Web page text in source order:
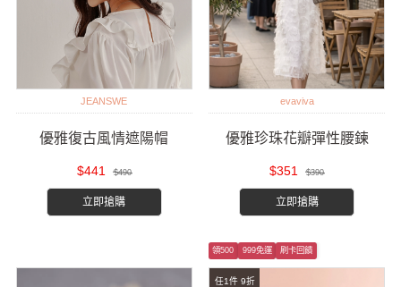
JEANSWE
優雅復古風情遮陽帽
$441 $490
立即搶購
evaviva
優雅珍珠花瓣彈性腰鍊
$351 $390
立即搶購
任1件 9折
領500 999免運 刷卡回饋